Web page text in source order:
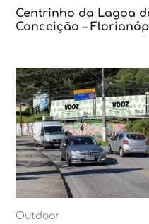
Centrinho da Lagoa
Conceição –
Outdoor